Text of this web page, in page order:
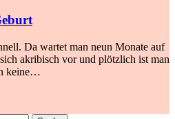
Da wartet man neun Monate auf
akribisch vor und plötzlich ist man
keine…